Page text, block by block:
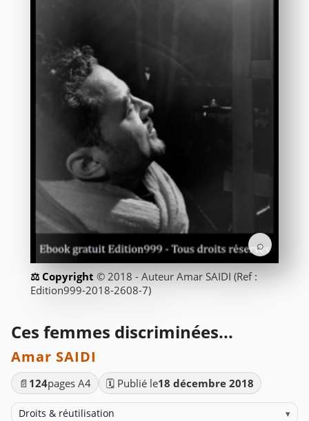
⌕
© 2018 - Auteur Amar SAIDI (Ref :
Edition999-2018-2608-7)
Ces femmes discriminées...
Amar SAIDI
📄 124pages A4 🗓️ Publié le18 décembre 2018
Droits & réutilisation ▾